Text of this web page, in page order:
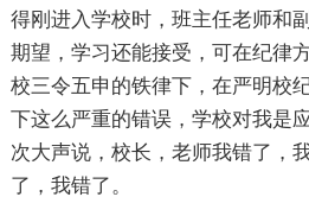
得刚进入学校时，班主任老师和
期望，学习还能接受，可在纪律
校三令五申的铁律下，在严明校
下这么严重的错误，学校对我是
次大声说，校长，老师我错了，
了，我错了。